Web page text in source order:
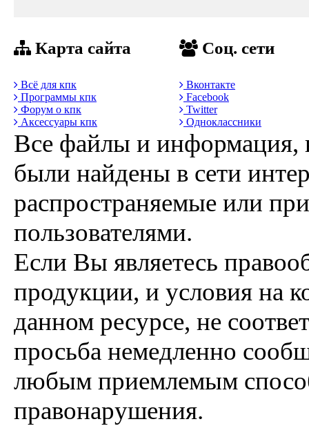
Карта сайта
Всё для кпк
Программы кпк
Форум о кпк
Аксессуары кпк
Соц. сети
Вконтакте
Facebook
Twitter
Одноклассники
Все файлы и информация,
были найдены в сети
распространяемые или
пользователями.
Если Вы являетесь
продукции, и условия на
данном ресурсе, не
просьба немедленно
любым приемлемым
правонарушения.